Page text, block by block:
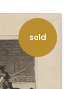
sold